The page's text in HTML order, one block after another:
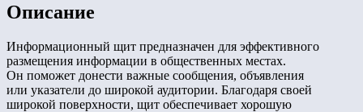
Описание
Информационный щит предназначен для эффективного
размещения информации в общественных местах.
Он поможет донести важные сообщения, объявления
или указатели до широкой аудитории. Благодаря своей
широкой поверхности, щит обеспечивает хорошую